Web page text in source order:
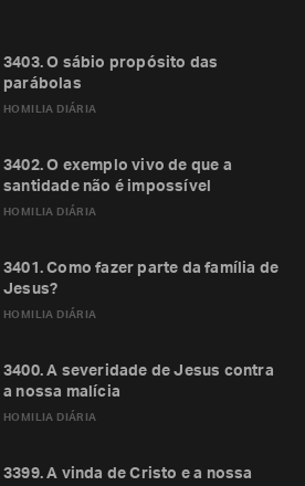
HOMILIA DIÁRIA
3403. O sábio propósito das
parábolas
HOMILIA DIÁRIA
3402. O exemplo vivo de que a
santidade não é impossível
HOMILIA DIÁRIA
3401. Como fazer parte da família de
Jesus?
HOMILIA DIÁRIA
3400. A severidade de Jesus contra
a nossa malícia
3399. A vinda de Cristo e a nossa